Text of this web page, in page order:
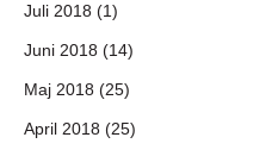
Juli 2018 (1)
Juni 2018 (14)
Maj 2018 (25)
April 2018 (25)